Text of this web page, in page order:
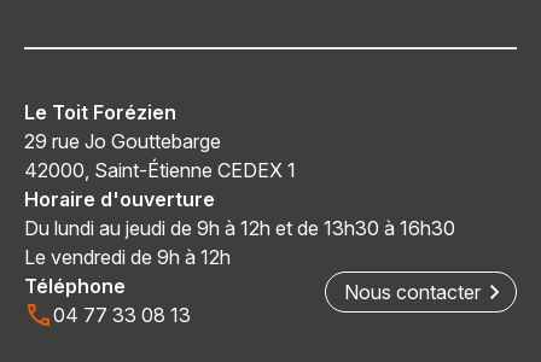
Le Toit Forézien
29 rue Jo Gouttebarge
42000, Saint-Étienne CEDEX 1
Horaire d'ouverture
Du lundi au jeudi de 9h à 12h et de 13h30 à 16h30
Le vendredi de 9h à 12h
Téléphone
04 77 33 08 13
Nous contacter